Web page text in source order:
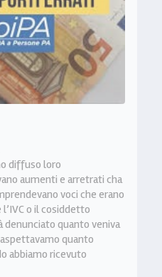
diffuso loro
aumenti e arretrati cha
voci che erano
o il cosiddetto
denunciato quanto veniva
quanto
abbiamo ricevuto